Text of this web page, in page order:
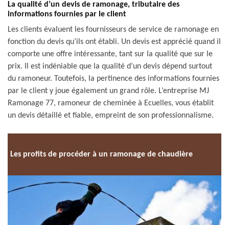
La qualité d’un devis de ramonage, tributaire des
informations fournies par le client
Les clients évaluent les fournisseurs de service de ramonage en
fonction du devis qu’ils ont établi. Un devis est apprécié quand il
comporte une offre intéressante, tant sur la qualité que sur le
prix. Il est indéniable que la qualité d’un devis dépend surtout
du ramoneur. Toutefois, la pertinence des informations fournies
par le client y joue également un grand rôle. L’entreprise MJ
Ramonage 77, ramoneur de cheminée à Ecuelles, vous établit
un devis détaillé et fiable, empreint de son professionnalisme.
Les profits de procéder à un ramonage de chaudière